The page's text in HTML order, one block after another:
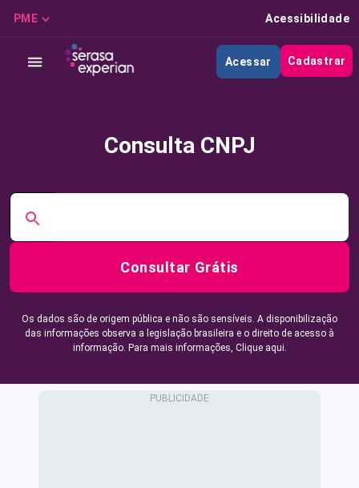
PME Acessibilidade
Acessar Cadastrar
Consulta CNPJ
Consultar Grátis
Os dados são de origem pública e não são sensíveis. A disponibilização
das informações observa a legislação brasileira e o direito de acesso à
informação. Para mais informações, Clique aqui.